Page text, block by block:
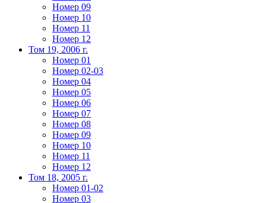
Номер 09
Номер 10
Номер 11
Номер 12
Том 19, 2006 г.
Номер 01
Номер 02-03
Номер 04
Номер 05
Номер 06
Номер 07
Номер 08
Номер 09
Номер 10
Номер 11
Номер 12
Том 18, 2005 г.
Номер 01-02
Номер 03